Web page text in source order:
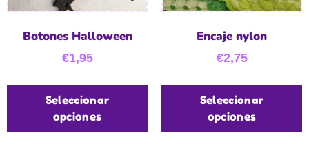
Botones Halloween
€1,95
Seleccionar
opciones
Encaje nylon
€2,75
Seleccionar
opciones